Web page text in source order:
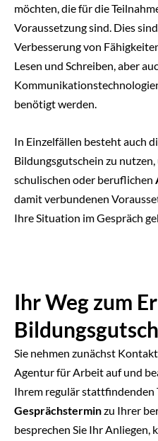
möchten, die für die
Voraussetzung sind. Dies
Verbesserung von
Lesen und Schreiben, aber
benötigt werden.
In Einzelfällen besteht auch
Bildungsgutschein zu
schulischen oder beruflichen
damit verbundenen
Ihre Situation im Gespräch
Ihr Weg zum
Sie nehmen zunächst
Agentur für Arbeit auf und
Ihrem regulär stattfindenden
Gesprächsterminzu Ihrer
besprechen Sie Ihr Anliegen,